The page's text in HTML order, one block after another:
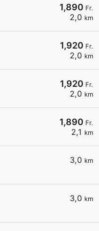
1,890 Fr.
2,0 km
1,920 Fr.
2,0 km
1,920 Fr.
2,0 km
1,890 Fr.
2,1 km
3,0 km
3,0 km